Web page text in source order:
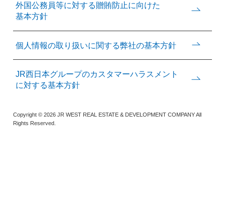
外国公務員等に対する贈賄防止に向けた
基本方針
個人情報の取り扱いに関する弊社の基本方針
JR西日本グループのカスタマーハラスメント
に対する基本方針
Copyright © 2026 JR WEST REAL ESTATE & DEVELOPMENT COMPANY All
Rights Reserved.